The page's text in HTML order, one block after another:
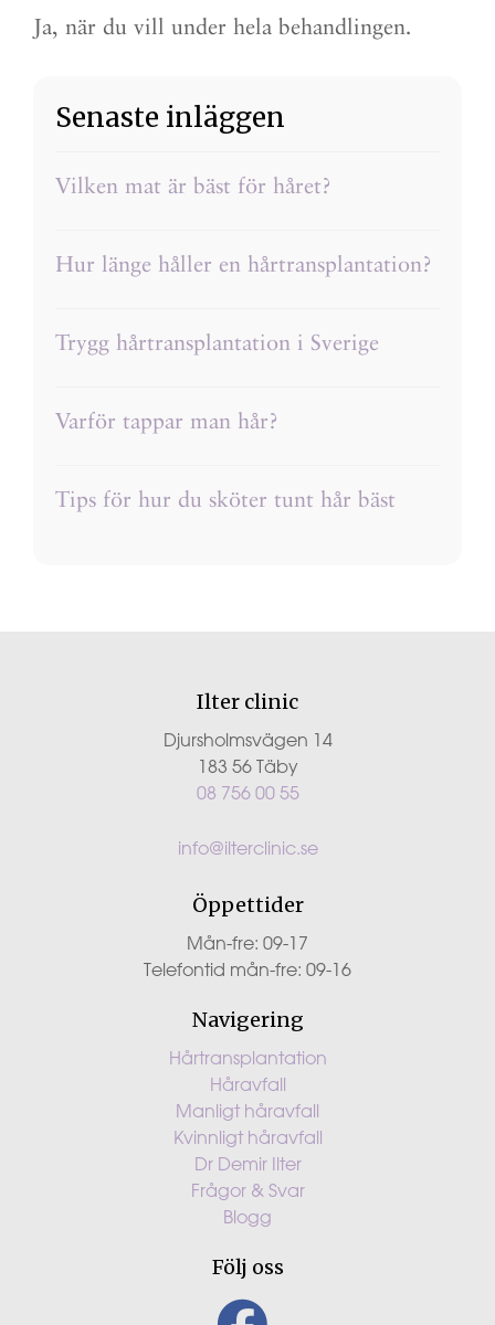
Ja, när du vill under hela behandlingen.
Senaste inläggen
Vilken mat är bäst för håret?
Hur länge håller en hårtransplantation?
Trygg hårtransplantation i Sverige
Varför tappar man hår?
Tips för hur du sköter tunt hår bäst
Ilter clinic
Djursholmsvägen 14
183 56 Täby
08 756 00 55
info@ilterclinic.se
Öppettider
Mån-fre: 09-17
Telefontid mån-fre: 09-16
Navigering
Hårtransplantation
Håravfall
Manligt håravfall
Kvinnligt håravfall
Dr Demir Ilter
Frågor & Svar
Blogg
Följ oss